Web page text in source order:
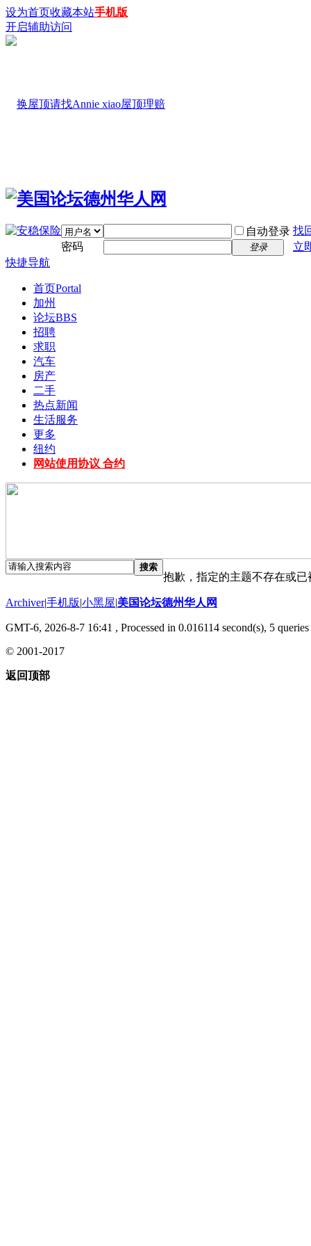
设为首页收藏本站手机版
开启辅助访问
自动登录 找
密码
登录
立
快捷导航
首页Portal
加州
论坛BBS
招聘
求职
汽车
房产
二手
热点新闻
生活服务
更多
纽约
网站使用协议 合约
搜索
抱歉，指定的主题不存在或
Archiver|手机版|小黑屋|美国论坛德州华人网
GMT-6, 2026-8-7 16:41 , Processed in 0.016114 second(s), 5 queries
© 2001-2017
返回顶部